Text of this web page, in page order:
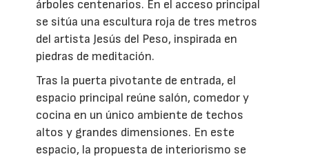
árboles centenarios. En el acceso principal
se sitúa una escultura roja de tres metros
del artista Jesús del Peso, inspirada en
piedras de meditación.
Tras la puerta pivotante de entrada, el
espacio principal reúne salón, comedor y
cocina en un único ambiente de techos
altos y grandes dimensiones. En este
espacio, la propuesta de interiorismo se